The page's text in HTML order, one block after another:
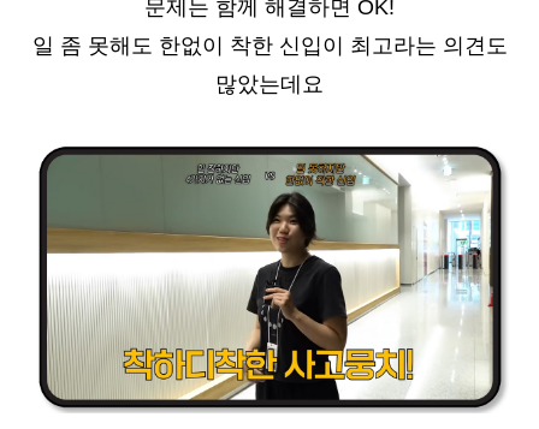
문제는 함께 해결하면 OK!
일 좀 못해도 한없이 착한 신입이 최고라는 의견도
많았는데요